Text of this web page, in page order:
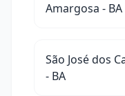
Amargosa -
São José dos
- BA